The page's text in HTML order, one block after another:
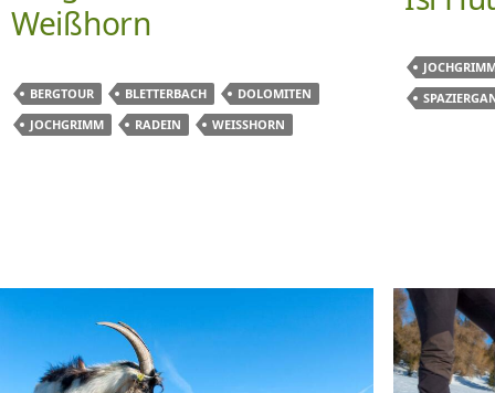
Weißhorn
BERGTOUR BLETTERBACH
DOLOMITEN
JOCHGRIMM
RADEIN WEISSHORN